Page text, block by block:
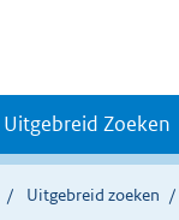
Uitgebreid Zoeken
Uitgebreid zoeken